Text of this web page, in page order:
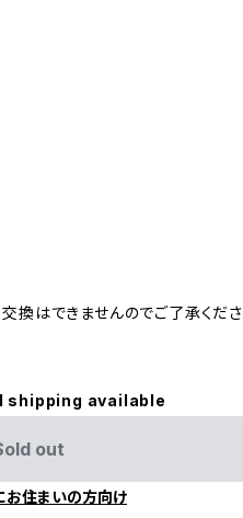
換はできませんのでご了承くださ
shipping available
out
お住まいの方向け